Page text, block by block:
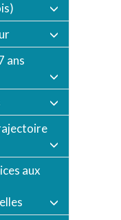
ans
aux